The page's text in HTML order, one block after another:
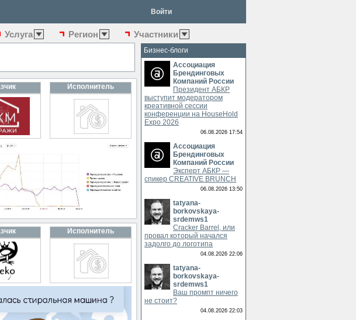
Войти
Услуга Регион Участники
Исполнитель
Исполнитель
Бизнес-блоги
Ассоциация
Брендинговых
Компаний России
Президент АБКР
выступит модератором
креативной сессии
конференции на HouseHold
Expo 2026
06.08.2026 17:54
Ассоциация
Брендинговых
Компаний России
Эксперт АБКР —
спикер CREATIVE BRUNCH
06.08.2026 13:50
tatyana-
borkovskaya-
srdemws1
Cracker Barrel, или
провал который начался
задолго до логотипа
04.08.2026 22:06
tatyana-
borkovskaya-
srdemws1
Ваш промпт ничего
не стоит?
04.08.2026 22:03